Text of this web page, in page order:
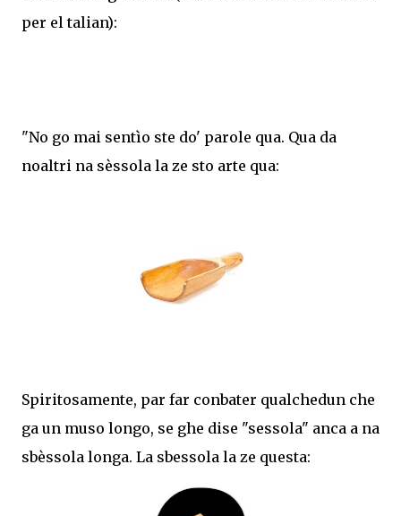
per el talian):
"No go mai sentìo ste do' parole qua. Qua da
noaltri na sèssola la ze sto arte qua:
Spiritosamente, par far conbater qualchedun che
ga un muso longo, se ghe dise "sessola" anca a na
sbèssola longa. La sbessola la ze questa: